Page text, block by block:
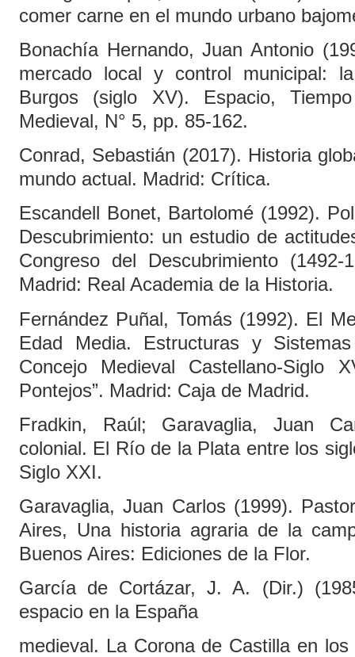
comer carne en el mundo urbano
Bonachía Hernando, Juan Antonio
mercado local y control municipal:
Burgos (siglo XV). Espacio,
Medieval, N° 5, pp. 85-162.
Conrad, Sebastián (2017). Historia
mundo actual. Madrid: Crítica.
Escandell Bonet, Bartolomé (1992).
Descubrimiento: un estudio de
Congreso del Descubrimiento
Madrid: Real Academia de la Historia.
Fernández Puñal, Tomás (1992). El
Edad Media. Estructuras y
Concejo Medieval Castellano-Siglo
Pontejos”. Madrid: Caja de Madrid.
Fradkin, Raúl; Garavaglia, Juan
colonial. El Río de la Plata entre los
Siglo XXI.
Garavaglia, Juan Carlos (1999).
Aires, Una historia agraria de la
Buenos Aires: Ediciones de la Flor.
García de Cortázar, J. A. (Dir.)
espacio en la España
medieval. La Corona de Castilla en